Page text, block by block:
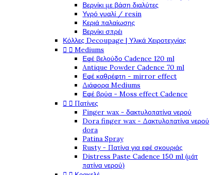
Βερνίκι με βάση διαλύτες
Υγρό γυαλί / resin
Κεριά παλαίωσης
Βερνίκι σπρέι
Κόλλες Decoupage | Υλικά Χειροτεχνίας
  Mediums
Εφέ βελούδο Cadence 120 ml
Antique Powder Cadence 70 ml
Εφέ καθρέφτη - mirror effect
Διάφορα Mediums
Εφέ βρύα - Moss effect Cadence
  Πατίνες
Finger wax - δακτυλοπατίνα νερού
Dora finger wax - Δακτυλοπατίνα νερού
dora
Patina Spray
Rusty - Πατίνα για εφέ σκουριάς
Distress Paste Cadence 150 ml (μάτ
πατίνα νερού)